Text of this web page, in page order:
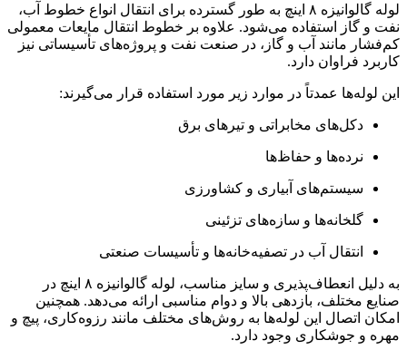
لوله گالوانیزه ۸ اینچ به طور گسترده برای انتقال انواع خطوط آب،
نفت و گاز استفاده می‌شود. علاوه بر خطوط انتقال مایعات معمولی
کم‌فشار مانند آب و گاز، در صنعت نفت و پروژه‌های تأسیساتی نیز
کاربرد فراوان دارد.
این لوله‌ها عمدتاً در موارد زیر مورد استفاده قرار می‌گیرند:
دکل‌های مخابراتی و تیرهای برق
نرده‌ها و حفاظ‌ها
سیستم‌های آبیاری و کشاورزی
گلخانه‌ها و سازه‌های تزئینی
انتقال آب در تصفیه‌خانه‌ها و تأسیسات صنعتی
به دلیل انعطاف‌پذیری و سایز مناسب، لوله گالوانیزه ۸ اینچ در
صنایع مختلف، بازدهی بالا و دوام مناسبی ارائه می‌دهد. همچنین
امکان اتصال این لوله‌ها به روش‌های مختلف مانند رزوه‌کاری، پیچ و
مهره و جوشکاری وجود دارد.